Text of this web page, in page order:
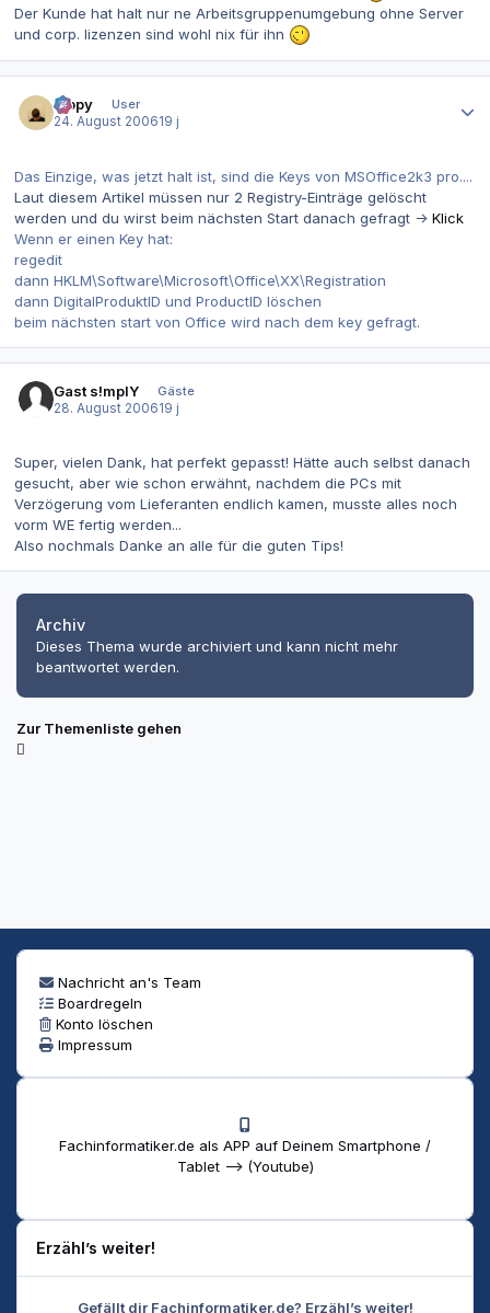
Der Kunde hat halt nur ne Arbeitsgruppenumgebung ohne Server
und corp. lizenzen sind wohl nix für ihn
toppy
User
24. August 200619 j
Das Einzige, was jetzt halt ist, sind die Keys von MSOffice2k3 pro....
Laut diesem Artikel müssen nur 2 Registry-Einträge gelöscht
werden und du wirst beim nächsten Start danach gefragt -> Klick
Wenn er einen Key hat:
regedit
dann HKLM\Software\Microsoft\Office\XX\Registration
dann DigitalProduktID und ProductID löschen
beim nächsten start von Office wird nach dem key gefragt.
Gast s!mplY
Gäste
28. August 200619 j
Super, vielen Dank, hat perfekt gepasst! Hätte auch selbst danach
gesucht, aber wie schon erwähnt, nachdem die PCs mit
Verzögerung vom Lieferanten endlich kamen, musste alles noch
vorm WE fertig werden...
Also nochmals Danke an alle für die guten Tips!
Archiv
Dieses Thema wurde archiviert und kann nicht mehr
beantwortet werden.
Zur Themenliste gehen
Nachricht an's Team
Boardregeln
Konto löschen
Impressum
Fachinformatiker.de als APP auf Deinem Smartphone /
Tablet --> (Youtube)
Erzähl’s weiter!
Gefällt dir Fachinformatiker.de? Erzähl’s weiter!